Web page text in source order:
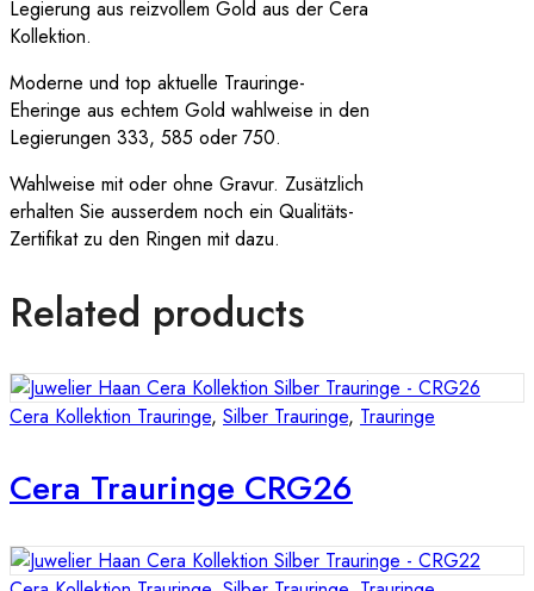
Legierung aus reizvollem Gold aus der Cera
Kollektion.
Moderne und top aktuelle Trauringe-
Eheringe aus echtem Gold wahlweise in den
Legierungen 333, 585 oder 750.
Wahlweise mit oder ohne Gravur. Zusätzlich
erhalten Sie ausserdem noch ein Qualitäts-
Zertifikat zu den Ringen mit dazu.
Related products
Cera Kollektion Trauringe, Silber Trauringe, Trauringe
Cera Trauringe CRG26